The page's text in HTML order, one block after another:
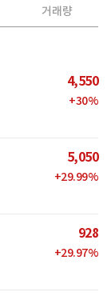
거래량
4,550
+30%
5,050
+29.99%
928
+29.97%